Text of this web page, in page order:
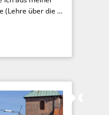
(Lehre über die ...